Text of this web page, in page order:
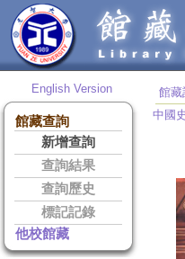
English Version
館藏查詢
新增查詢
查詢結果
查詢歷史
標記記錄
他校館藏
館藏
中國